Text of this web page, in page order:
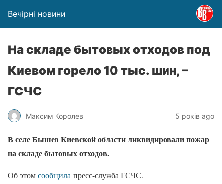
Вечірні новини
На складе бытовых отходов под
Киевом горело 10 тыс. шин, –
ГСЧС
Максим Королев 5 років ago
В селе Бышев Киевской области ликвидировали пожар
на складе бытовых отходов.
Об этомсообщила пресс-служба ГСЧС.